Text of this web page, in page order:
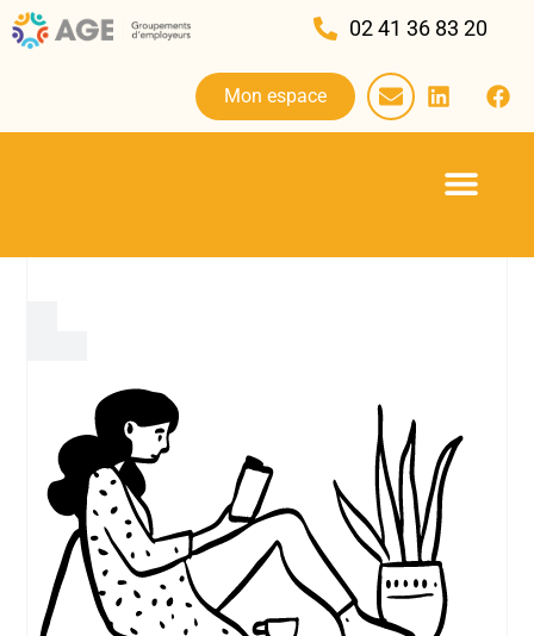
02 41 36 83 20
Mon espace